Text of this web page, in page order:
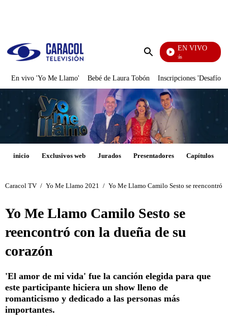
Enviar
EN VIVO
También Caerás
En vivo 'Yo Me Llamo' Bebé de Laura Tobón Inscripciones 'Desafío'
inicio Exclusivos web Jurados Presentadores Capítulos
Caracol TV / Yo Me Llamo 2021 / Yo Me Llamo Camilo Sesto se reencontró
Yo Me Llamo Camilo Sesto se
reencontró con la dueña de su
corazón
'El amor de mi vida' fue la canción elegida para que
este participante hiciera un show lleno de
romanticismo y dedicado a las personas más
importantes.